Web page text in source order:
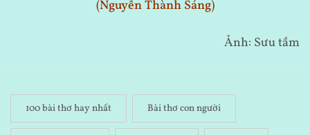
(Nguyễn Thành Sáng)
Ảnh: Sưu tầm
100 bài thơ hay nhất Bài thơ con người